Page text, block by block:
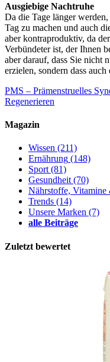
Ausgiebige Nachtruhe
Da die Tage länger
Tag zu machen und auch
aber kontraproduktiv, da
Verbündeter ist, der Ihnen
aber darauf, dass Sie nicht
erzielen, sondern dass
PMS – Prämenstruelles
Regenerieren
Magazin
Wissen (211)
Ernährung (148)
Sport(81)
Gesundheit(70)
Nährstoffe, Vitamine
Trends (14)
Unsere Marken (7)
alle Beiträge
Zuletzt bewertet